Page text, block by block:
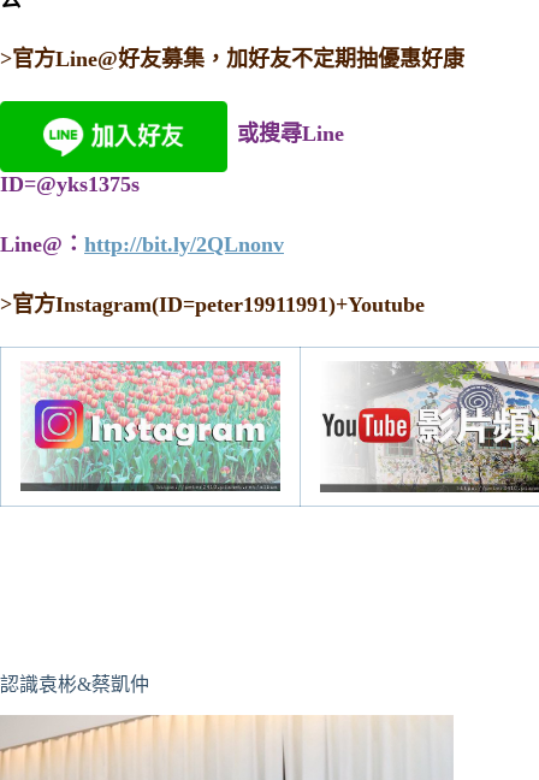
>官方Line@好友募集，加好友不定期抽優惠好康
或搜尋Line
ID=@yks1375s
Line@： http://bit.ly/2QLnonv
>官方Instagram(ID=peter19911991)+Youtube
認識袁彬&蔡凱仲